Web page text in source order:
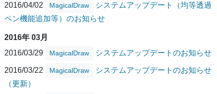
2016/04/02
MagicalDraw
システムアップデート（均等透過
ペン機能追加等）のお知らせ
2016年 03月
2016/03/29
MagicalDraw システムアップデートのお知らせ
2016/03/22 MagicalDraw
システムアップデートのお知らせ
（更新）